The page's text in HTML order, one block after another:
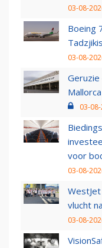
03-08-
Boeing
03-08-
Mallorca
03-
voor
03-08-
vlucht
03-08-